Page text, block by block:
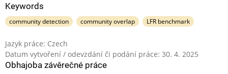
Keywords
community detection community overlap LFR benchmark
Jazyk práce: Czech
Datum vytvoření / odevzdání či podání práce: 30. 4. 2025
Obhajoba závěrečné práce